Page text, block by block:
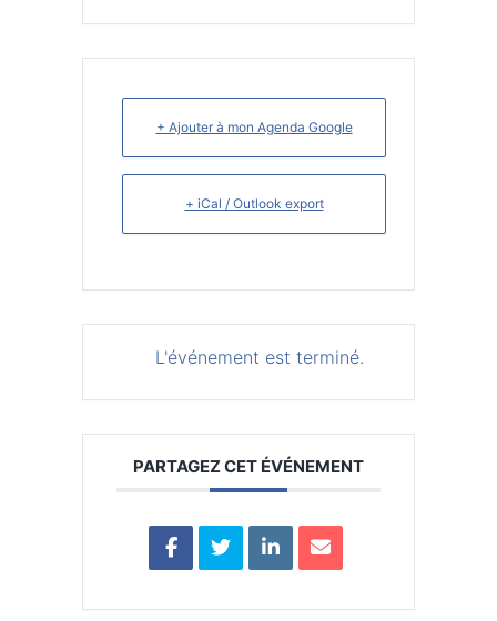
+ Ajouter à mon Agenda Google
+ iCal / Outlook export
L'événement est terminé.
PARTAGEZ CET ÉVÉNEMENT